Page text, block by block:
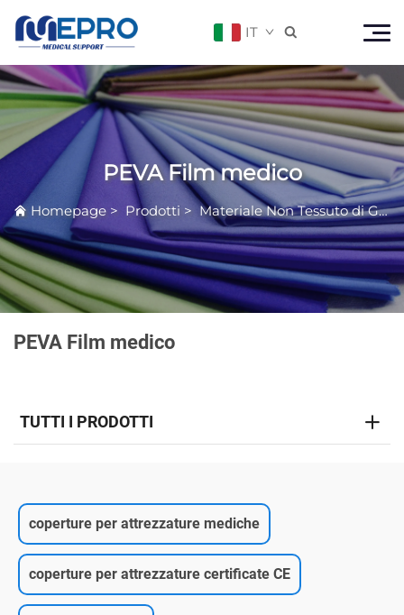
IT 
PEVA Film medico
Homepage > Prodotti >Materiale Non Tessuto di Grado Medico
PEVA Film medico
TUTTI I PRODOTTI
coperture per attrezzature mediche
coperture per attrezzature certificate CE